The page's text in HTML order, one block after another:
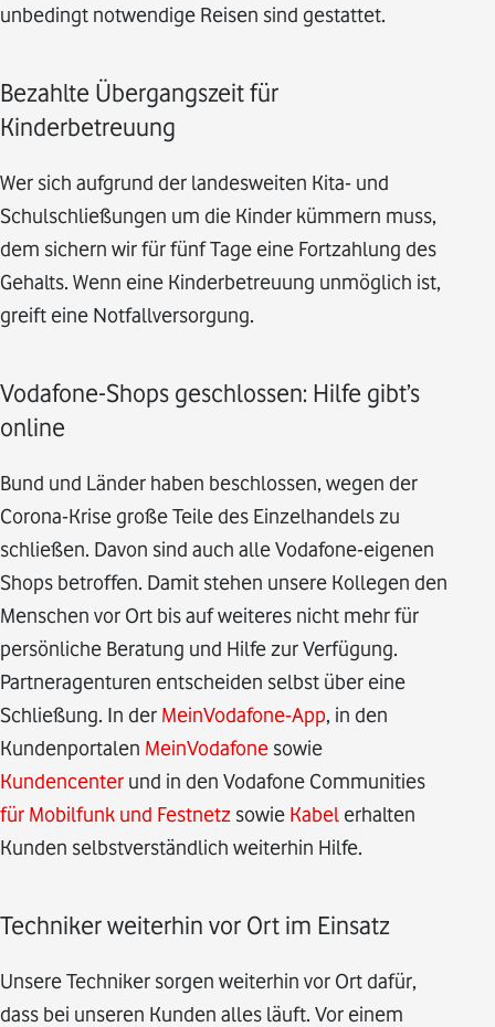
unbedingt notwendige Reisen sind gestattet.
Bezahlte Übergangszeit für
Kinderbetreuung
Wer sich aufgrund der landesweiten Kita- und
Schulschließungen um die Kinder kümmern muss,
dem sichern wir für fünf Tage eine Fortzahlung des
Gehalts. Wenn eine Kinderbetreuung unmöglich ist,
greift eine Notfallversorgung.
Vodafone-Shops geschlossen: Hilfe gibt’s
online
Bund und Länder haben beschlossen, wegen der
Corona-Krise große Teile des Einzelhandels zu
schließen. Davon sind auch alle Vodafone-eigenen
Shops betroffen. Damit stehen unsere Kollegen den
Menschen vor Ort bis auf weiteres nicht mehr für
persönliche Beratung und Hilfe zur Verfügung.
Partneragenturen entscheiden selbst über eine
Schließung. In der MeinVodafone-App, in den
Kundenportalen MeinVodafone sowie
Kundencenter und in den Vodafone Communities
für Mobilfunk und Festnetz sowie Kabel erhalten
Kunden selbstverständlich weiterhin Hilfe.
Techniker weiterhin vor Ort im Einsatz
Unsere Techniker sorgen weiterhin vor Ort dafür,
dass bei unseren Kunden alles läuft. Vor einem